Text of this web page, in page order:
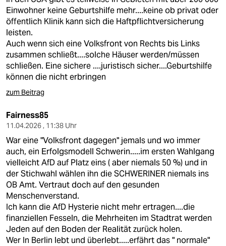
Einwohner keine Geburtshilfe mehr....keine ob privat oder
öffentlich Klinik kann sich die Haftpflichtversicherung
leisten.
Auch wenn sich eine Volksfront von Rechts bis Links
zusammen schließt....solche Häuser werden/müssen
schließen. Eine sichere ....juristisch sicher....Geburtshilfe
können die nicht erbringen
zum Beitrag
Fairness85
11.04.2026 , 11:38 Uhr
War eine "Volksfront dagegen" jemals und wo immer
auch, ein Erfolgsmodell Schwerin.....im ersten Wahlgang
vielleicht AfD auf Platz eins ( aber niemals 50 %) und in
der Stichwahl wählen ihn die SCHWERINER niemals ins
OB Amt. Vertraut doch auf den gesunden
Menschenverstand.
Ich kann die AfD Hysterie nicht mehr ertragen....die
finanziellen Fesseln, die Mehrheiten im Stadtrat werden
Jeden auf den Boden der Realität zurück holen.
Wer In Berlin lebt und überlebt.....erfährt das " normale"